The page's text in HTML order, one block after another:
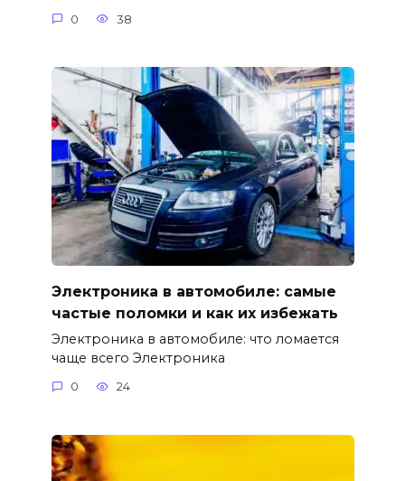
0 38
Электроника в автомобиле: самые
частые поломки и как их избежать
Электроника в автомобиле: что ломается
чаще всего Электроника
0 24